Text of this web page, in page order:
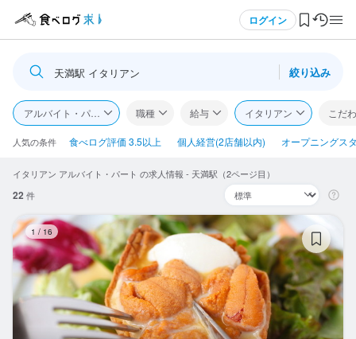
ログイン
ログイン・無料会員登録
食べログ求人TOP
求人検索
閲覧履歴
気になる求人
検索履歴・保存した条件
天満駅 イタリアン 絞り込み
アルバイト・パート 職種 給与 イタリアン こだ
人気の条件 食べログ評価 3.5以上 個人経営(2店舗以内) オープニングス
イタリアン アルバイト・パート の求人情報 - 天満駅（2ページ目）
22 件
1 / 16